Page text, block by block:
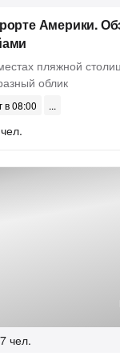
Америки.
пляжной
облик
в 08:00
чел.